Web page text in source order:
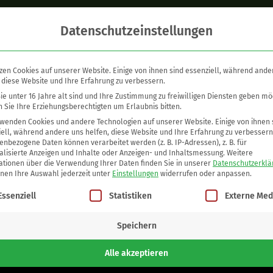
zu Angelina Jolie´s Brustamputation (Mastektomie). Dann
einer GNTM Finalistin, viel Spaß beim Lesen!
Datenschutzeinstellungen
Cookies auf unserer Website. Einige von ihnen sind essenziell, während
Website und Ihre Erfahrung zu verbessern.
unter 16 Jahre alt sind und Ihre Zustimmung zu freiwilligen Diensten geben
Sie Ihre Erziehungsberechtigten um Erlaubnis bitten.
Cookies und andere Technologien auf unserer Website. Einige von ihnen
während andere uns helfen, diese Website und Ihre Erfahrung zu
Daten können verarbeitet werden (z. B. IP-Adressen), z. B. für
Anzeigen und Inhalte oder Anzeigen- und Inhaltsmessung. Weitere
über die Verwendung Ihrer Daten finden Sie in unserer
Ihre Auswahl jederzeit unter Einstellungen widerrufen oder anpassen.
eine Liste der Service-Gruppen, für die eine Einwilligung
Statistiken Externe
Speichern
Alle akzeptieren